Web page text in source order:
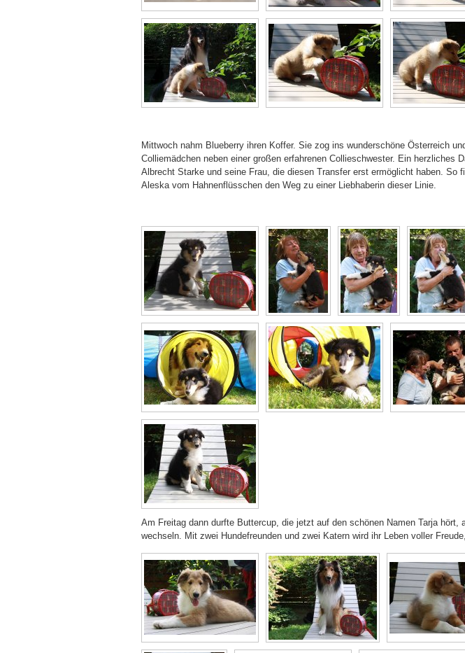
Mittwoch nahm Blueberry ihren Koffer. Sie zog ins wunderschöne Österreich
Colliemädchen neben einer großen erfahrenen Collieschwester. Ein herzliches
Albrecht Starke und seine Frau, die diesen Transfer erst ermöglicht haben. So
Aleska vom Hahnenflüsschen den Weg zu einer Liebhaberin dieser Linie.
Am Freitag dann durfte Buttercup, die jetzt auf den schönen Namen Tarja hört,
wechseln. Mit zwei Hundefreunden und zwei Katern wird ihr Leben voller